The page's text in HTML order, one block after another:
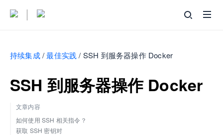
持续集成/最佳实践 / SSH 到服务器操作 Docker
SSH 到服务器操作 Docker
文章内容
如何使用 SSH 相关指令？
获取 SSH 密钥对